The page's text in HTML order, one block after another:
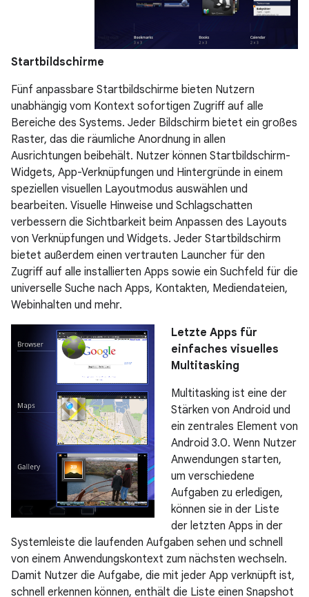
Startbildschirme
Fünf anpassbare Startbildschirme bieten Nutzern
unabhängig vom Kontext sofortigen Zugriff auf alle
Bereiche des Systems. Jeder Bildschirm bietet ein großes
Raster, das die räumliche Anordnung in allen
Ausrichtungen beibehält. Nutzer können Startbildschirm-
Widgets, App-Verknüpfungen und Hintergründe in einem
speziellen visuellen Layoutmodus auswählen und
bearbeiten. Visuelle Hinweise und Schlagschatten
verbessern die Sichtbarkeit beim Anpassen des Layouts
von Verknüpfungen und Widgets. Jeder Startbildschirm
bietet außerdem einen vertrauten Launcher für den
Zugriff auf alle installierten Apps sowie ein Suchfeld für die
universelle Suche nach Apps, Kontakten, Mediendateien,
Webinhalten und mehr.
Letzte Apps für
einfaches visuelles
Multitasking
Multitasking ist eine der
Stärken von Android und
ein zentrales Element von
Android 3.0. Wenn Nutzer
Anwendungen starten,
um verschiedene
Aufgaben zu erledigen,
können sie in der Liste
der letzten Apps in der
Systemleiste die laufenden Aufgaben sehen und schnell
von einem Anwendungskontext zum nächsten wechseln.
Damit Nutzer die Aufgabe, die mit jeder App verknüpft ist,
schnell erkennen können, enthält die Liste einen Snapshot